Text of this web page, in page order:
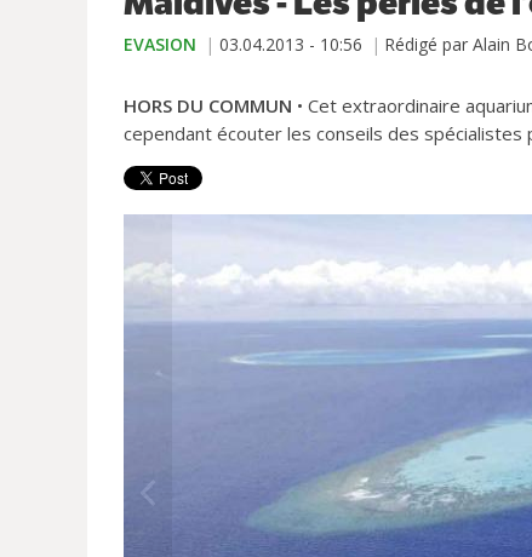
EVASION 03.04.2013 - 10:56 Rédigé par Alain
HORS DU COMMUN • Cet extraordinaire
cependant écouter les conseils des